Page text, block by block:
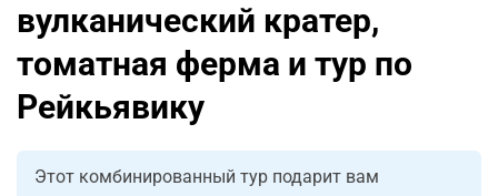
вулканический кратер,
томатная ферма и тур по
Рейкьявику
Этот комбинированный тур подарит вам